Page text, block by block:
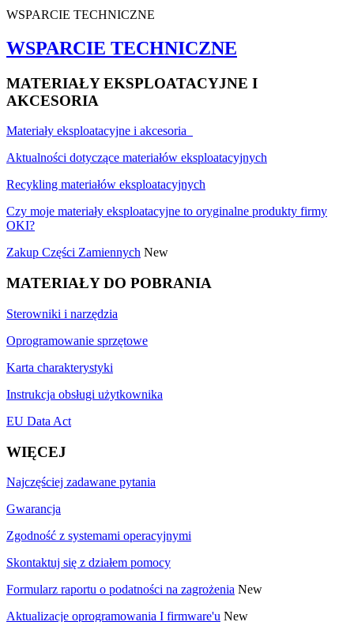
WSPARCIE TECHNICZNE
WSPARCIE TECHNICZNE
MATERIAŁY EKSPLOATACYJNE I
AKCESORIA
Materiały eksploatacyjne i akcesoria
Aktualności dotyczące materiałów eksploatacyjnych
Recykling materiałów eksploatacyjnych
Czy moje materiały eksploatacyjne to oryginalne produkty firmy
OKI?
Zakup Części Zamiennych New
MATERIAŁY DO POBRANIA
Sterowniki i narzędzia
Oprogramowanie sprzętowe
Karta charakterystyki
Instrukcja obsługi użytkownika
EU Data Act
WIĘCEJ
Najczęściej zadawane pytania
Gwarancja
Zgodność z systemami operacyjnymi
Skontaktuj się z działem pomocy
Formularz raportu o podatności na zagrożenia New
Aktualizacje oprogramowania I firmware'u New